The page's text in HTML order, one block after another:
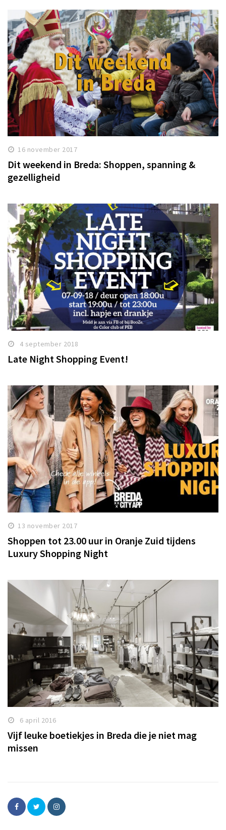
16 november 2017
Dit weekend in Breda: Shoppen, spanning &
gezelligheid
4 september 2018
Late Night Shopping Event!
13 november 2017
Shoppen tot 23.00 uur in Oranje Zuid tijdens
Luxury Shopping Night
6 april 2016
Vijf leuke boetiekjes in Breda die je niet mag
missen